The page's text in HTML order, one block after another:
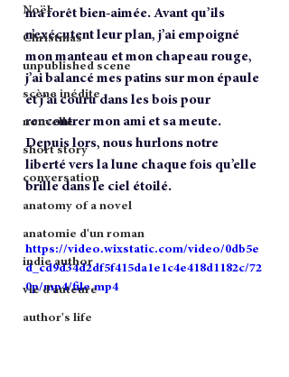
Noël
Christmas
unpublished scene
scène inédite
nouvelle
short story
conversation
anatomy of a novel
anatomie d'un roman
indie author
vie d'auteure
author's life
ma forêt bien-aimée. Avant qu’ils
n’exécutent leur plan, j’ai empoigné
mon manteau et mon chapeau rouge,
j’ai balancé mes patins sur mon épaule
et j’ai couru dans les bois pour
rencontrer mon ami et sa meute.
Depuis lors, nous hurlons notre
liberté vers la lune chaque fois qu’elle
brille dans le ciel étoilé.
https://video.wixstatic.com/video/0db5e
d_cd9d34d2df5f415da1e1c4e418d1182c/72
0p/mp4/file.mp4